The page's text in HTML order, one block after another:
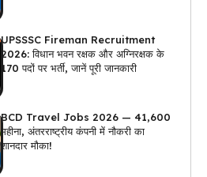
UPSSSC Fireman Recruitment
2026: विधान भवन रक्षक और अग्निरक्षक के
170 पदों पर भर्ती, जानें पूरी जानकारी
BCD Travel Jobs 2026 — ₹41,600
महीना, अंतरराष्ट्रीय कंपनी में नौकरी का
शानदार मौका!